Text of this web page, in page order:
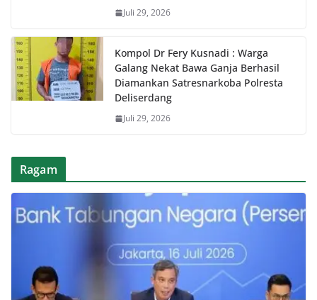
Juli 29, 2026
Kompol Dr Fery Kusnadi : Warga
Galang Nekat Bawa Ganja Berhasil
Diamankan Satresnarkoba Polresta
Deliserdang
Juli 29, 2026
Ragam